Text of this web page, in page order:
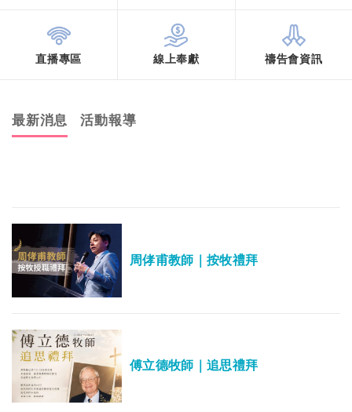
直播專區 線上奉獻 禱告會資訊
最新消息 活動報導
周侾甫教師｜按牧禮拜
傅立德牧師｜追思禮拜